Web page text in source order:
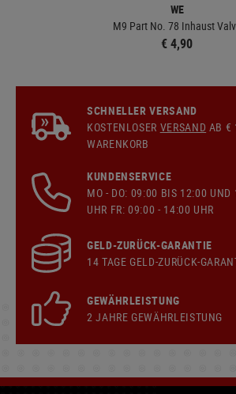
WE
M9 Part No. 78 Inhaust
€ 4,90
SCHNELLER VERSAND
KOSTENLOSER VERSAND AB €
WARENKORB
KUNDENSERVICE
MO - DO: 09:00 BIS 12:00
UHR FR: 09:00 - 14:00 UHR
GELD-ZURÜCK-GARANTIE
14 TAGE GELD-ZURÜCK-
GEWÄHRLEISTUNG
2 JAHRE GEWÄHRLEISTUNG